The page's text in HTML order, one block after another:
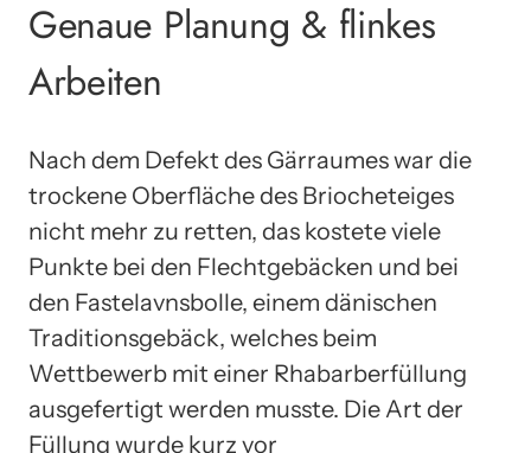
Genaue Planung & flinkes
Arbeiten
Nach dem Defekt des Gärraumes war die
trockene Oberfläche des Briocheteiges
nicht mehr zu retten, das kostete viele
Punkte bei den Flechtgebäcken und bei
den Fastelavnsbolle, einem dänischen
Traditionsgebäck, welches beim
Wettbewerb mit einer Rhabarberfüllung
ausgefertigt werden musste. Die Art der
Füllung wurde kurz vor